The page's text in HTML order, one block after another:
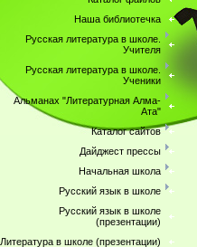
Наша библиотечка
Русская литература в школе.
Учителя
Русская литература в школе.
Ученики
Альманах "Литературная Алма-
Ата"
Каталог сайтов
Дайджест прессы
Начальная школа
Русский язык в школе
Русский язык в школе
(презентации)
Литература в школе (презентации)